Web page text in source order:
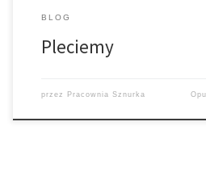
BLOG
Pleciemy
przez Pracownia Sznurka